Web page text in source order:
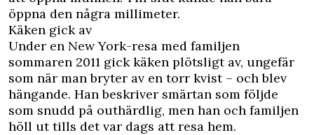
öppna den några millimeter.
Käken gick av
Under en New York-resa med familjen
sommaren 2011 gick käken plötsligt av, ungefär
som när man bryter av en torr kvist – och blev
hängande. Han beskriver smärtan som följde
som snudd på outhärdlig, men han och familjen
höll ut tills det var dags att resa hem.